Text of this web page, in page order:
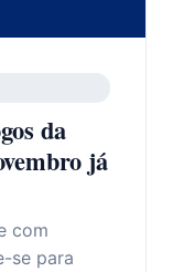
da
já
com
se para